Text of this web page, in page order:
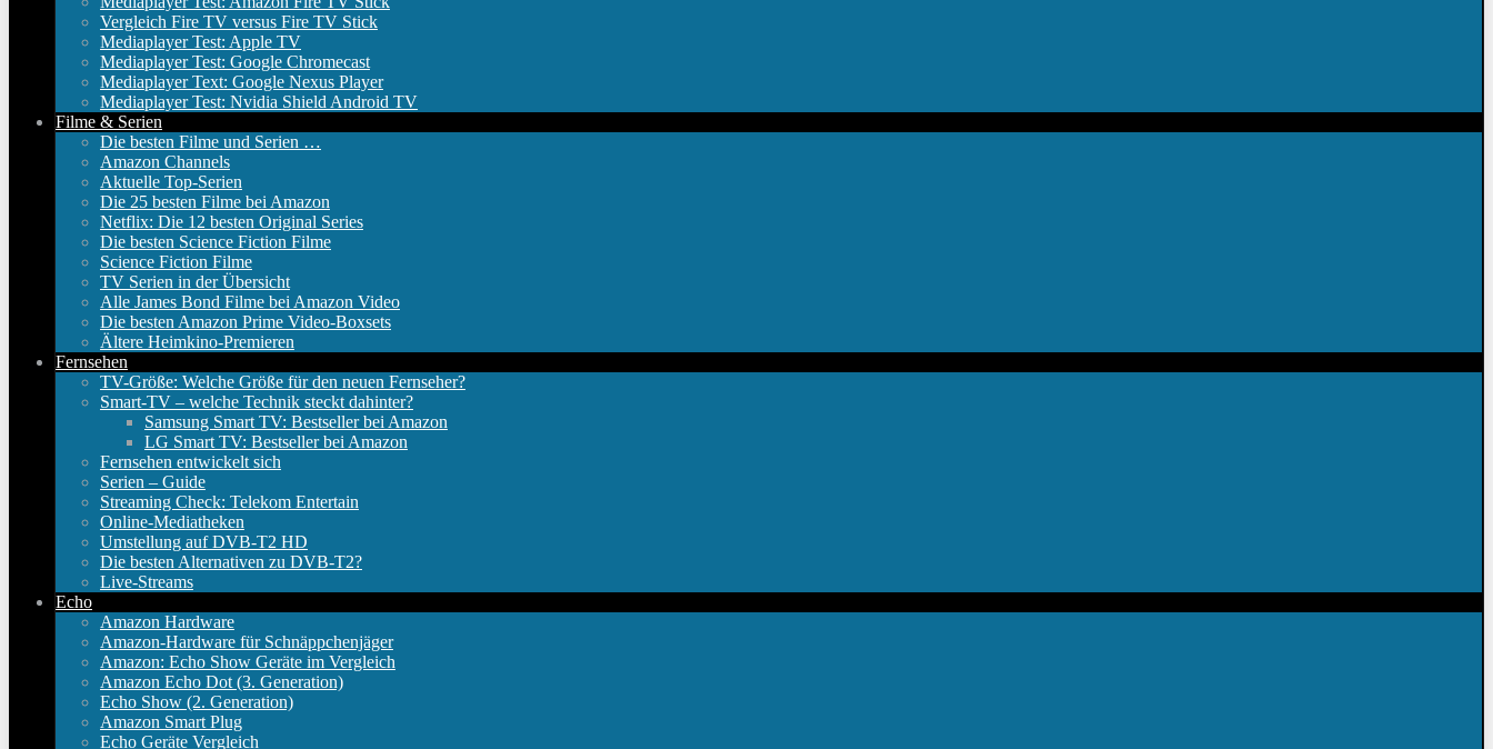
Vergleich Fire TV versus Fire TV Stick
Mediaplayer Test: Apple TV
Mediaplayer Test: Google Chromecast
Mediaplayer Text: Google Nexus Player
Mediaplayer Test: Nvidia Shield Android TV
Filme & Serien
Die besten Filme und Serien …
Amazon Channels
Aktuelle Top-Serien
Die 25 besten Filme bei Amazon
Netflix: Die 12 besten Original Series
Die besten Science Fiction Filme
Science Fiction Filme
TV Serien in der Übersicht
Alle James Bond Filme bei Amazon Video
Die besten Amazon Prime Video-Boxsets
Ältere Heimkino-Premieren
Fernsehen
TV-Größe: Welche Größe für den neuen Fernseher?
Smart-TV – welche Technik steckt dahinter?
Samsung Smart TV: Bestseller bei Amazon
LG Smart TV: Bestseller bei Amazon
Fernsehen entwickelt sich
Serien – Guide
Streaming Check: Telekom Entertain
Online-Mediatheken
Umstellung auf DVB-T2 HD
Die besten Alternativen zu DVB-T2?
Live-Streams
Echo
Amazon Hardware
Amazon-Hardware für Schnäppchenjäger
Amazon: Echo Show Geräte im Vergleich
Amazon Echo Dot (3. Generation)
Echo Show (2. Generation)
Amazon Smart Plug
Echo Geräte Vergleich